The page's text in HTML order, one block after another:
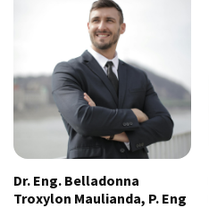
Dr. Eng. Belladonna
Troxylon Maulianda, P. Eng